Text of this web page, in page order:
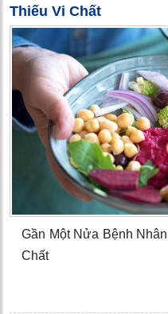
Thiếu Vi Chất
Gần Một Nửa Bệnh
Chất